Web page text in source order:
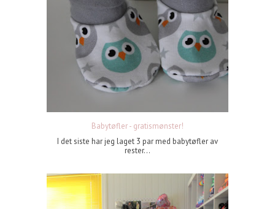
Babytøfler - gratismønster!
I det siste har jeg laget 3 par med babytøfler av
rester...